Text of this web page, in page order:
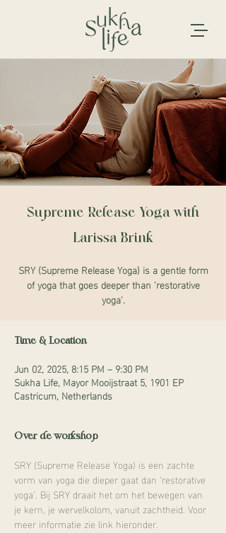
Supreme Release Yoga with
Larissa Brink
SRY (Supreme Release Yoga) is a gentle form
of yoga that goes deeper than 'restorative
yoga'.
Time & Location
Jun 02, 2025, 8:15 PM – 9:30 PM
Sukha Life, Mayor Mooijstraat 5, 1901 EP
Castricum, Netherlands
Over de workshop
SRY (Supreme Release Yoga) is een zachte
vorm van yoga die dieper gaat dan ‘restorative
yoga’. Bij SRY draait het om het bewegen van
je kern, je wervelkolom, vanuit zachtheid. Voor
meer informatie zie link hieronder.